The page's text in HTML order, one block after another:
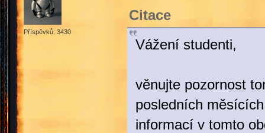
Příspěvků: 3430
Citace
Vážení studenti,
věnujte pozornost
posledních
informací v tomto